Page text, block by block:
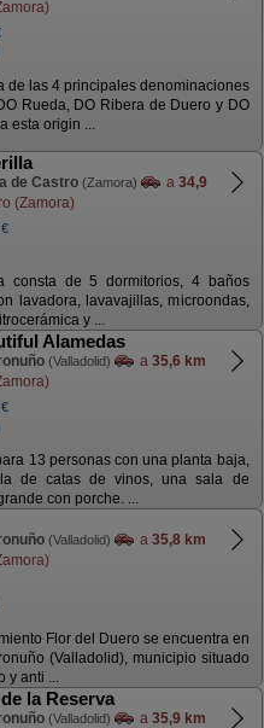
de las 4 principales denominaciones
Rueda, DO Ribera de Duero y DO
esta origin ...
de Castro (Zamora) a 34,9
(Zamora)
consta de 5 dormitorios, 4 baños
lavadora, lavavajillas, microondas,
y ...
Alamedas
(Valladolid) a 35,6 km
13 personas con una planta baja,
de catas de vinos, una sala de
con porche. ...
(Valladolid) a 35,8 km
Flor del Duero se encuentra en
(Valladolid), municipio situado
y anti ...
la Reserva
(Valladolid) a 35,9 km